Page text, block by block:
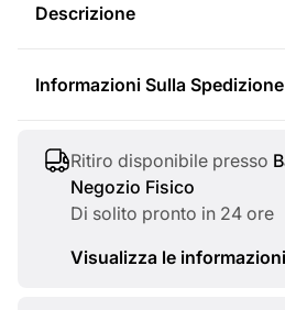
Descrizione
Informazioni Sulla Spedizione
Ritiro disponibile presso
Negozio Fisico
Di solito pronto in 24 ore
Visualizza le